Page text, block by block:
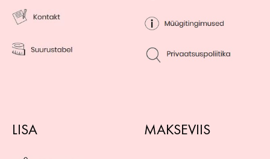
LISA MAKSEVIIS